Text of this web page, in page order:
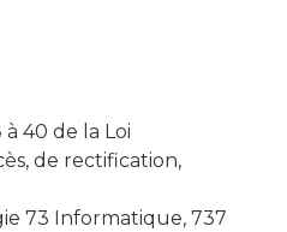
40 de la Loi
de rectification,
73 Informatique, 737